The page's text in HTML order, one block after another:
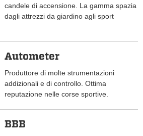
candele di accensione. La gamma spazia
dagli attrezzi da giardino agli sport
Autometer
Produttore di molte strumentazioni
addizionali e di controllo. Ottima
reputazione nelle corse sportive.
BBB